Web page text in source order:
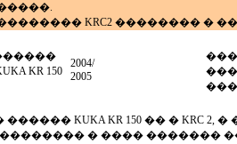
KRC2 �������� � ����
KR 150
2004/
2005
KUKA KR 150 �� �
� ���� �������